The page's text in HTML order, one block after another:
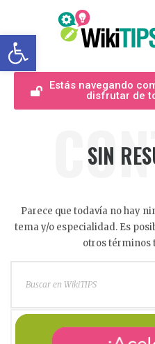
Abrir barra
Estás navegando
disfrutar de
SIN
Parece que todavía no hay
tema y/o especialidad. Es
otros términos